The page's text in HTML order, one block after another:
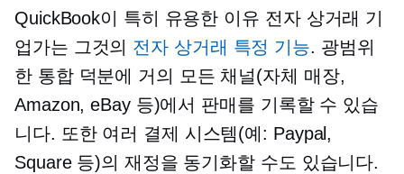
QuickBook이 특히 유용한 이유 전자 상거래 기
업가는 그것의 전자 상거래 특정 기능. 광범위
한 통합 덕분에 거의 모든 채널(자체 매장,
Amazon, eBay 등)에서 판매를 기록할 수 있습
니다. 또한 여러 결제 시스템(예: Paypal,
Square 등)의 재정을 동기화할 수도 있습니다.